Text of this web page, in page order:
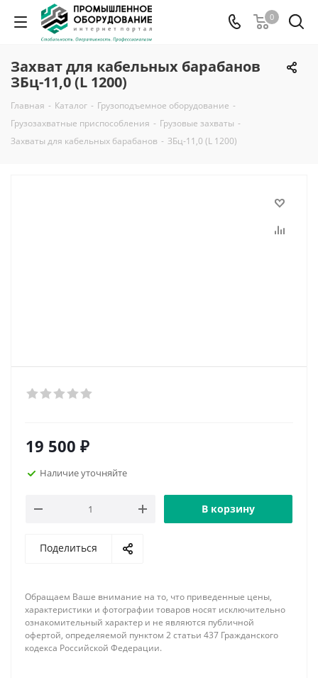
0
Захват для кабельных барабанов
ЗБц-11,0 (L 1200)
Главная - Каталог - Грузоподъемное оборудование -
Грузозахватные приспособления - Грузовые захваты -
Захваты для кабельных барабанов - ЗБц-11,0 (L 1200)
19 500 ₽
Наличие уточняйте
В корзину
Поделиться
Обращаем Ваше внимание на то, что приведенные цены,
характеристики и фотографии товаров носят исключительно
ознакомительный характер и не являются публичной
офертой, определяемой пунктом 2 статьи 437 Гражданского
кодекса Российской Федерации.